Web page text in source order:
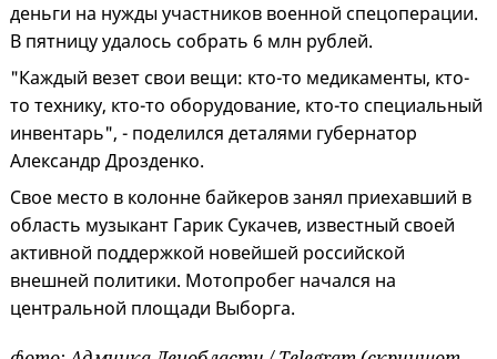
деньги на нужды участников военной спецоперации.
В пятницу удалось собрать 6 млн рублей.
"Каждый везет свои вещи: кто-то медикаменты, кто-
то технику, кто-то оборудование, кто-то специальный
инвентарь", - поделился деталями губернатор
Александр Дрозденко.
Свое место в колонне байкеров занял приехавший в
область музыкант Гарик Сукачев, известный своей
активной поддержкой новейшей российской
внешней политики. Мотопробег начался на
центральной площади Выборга.